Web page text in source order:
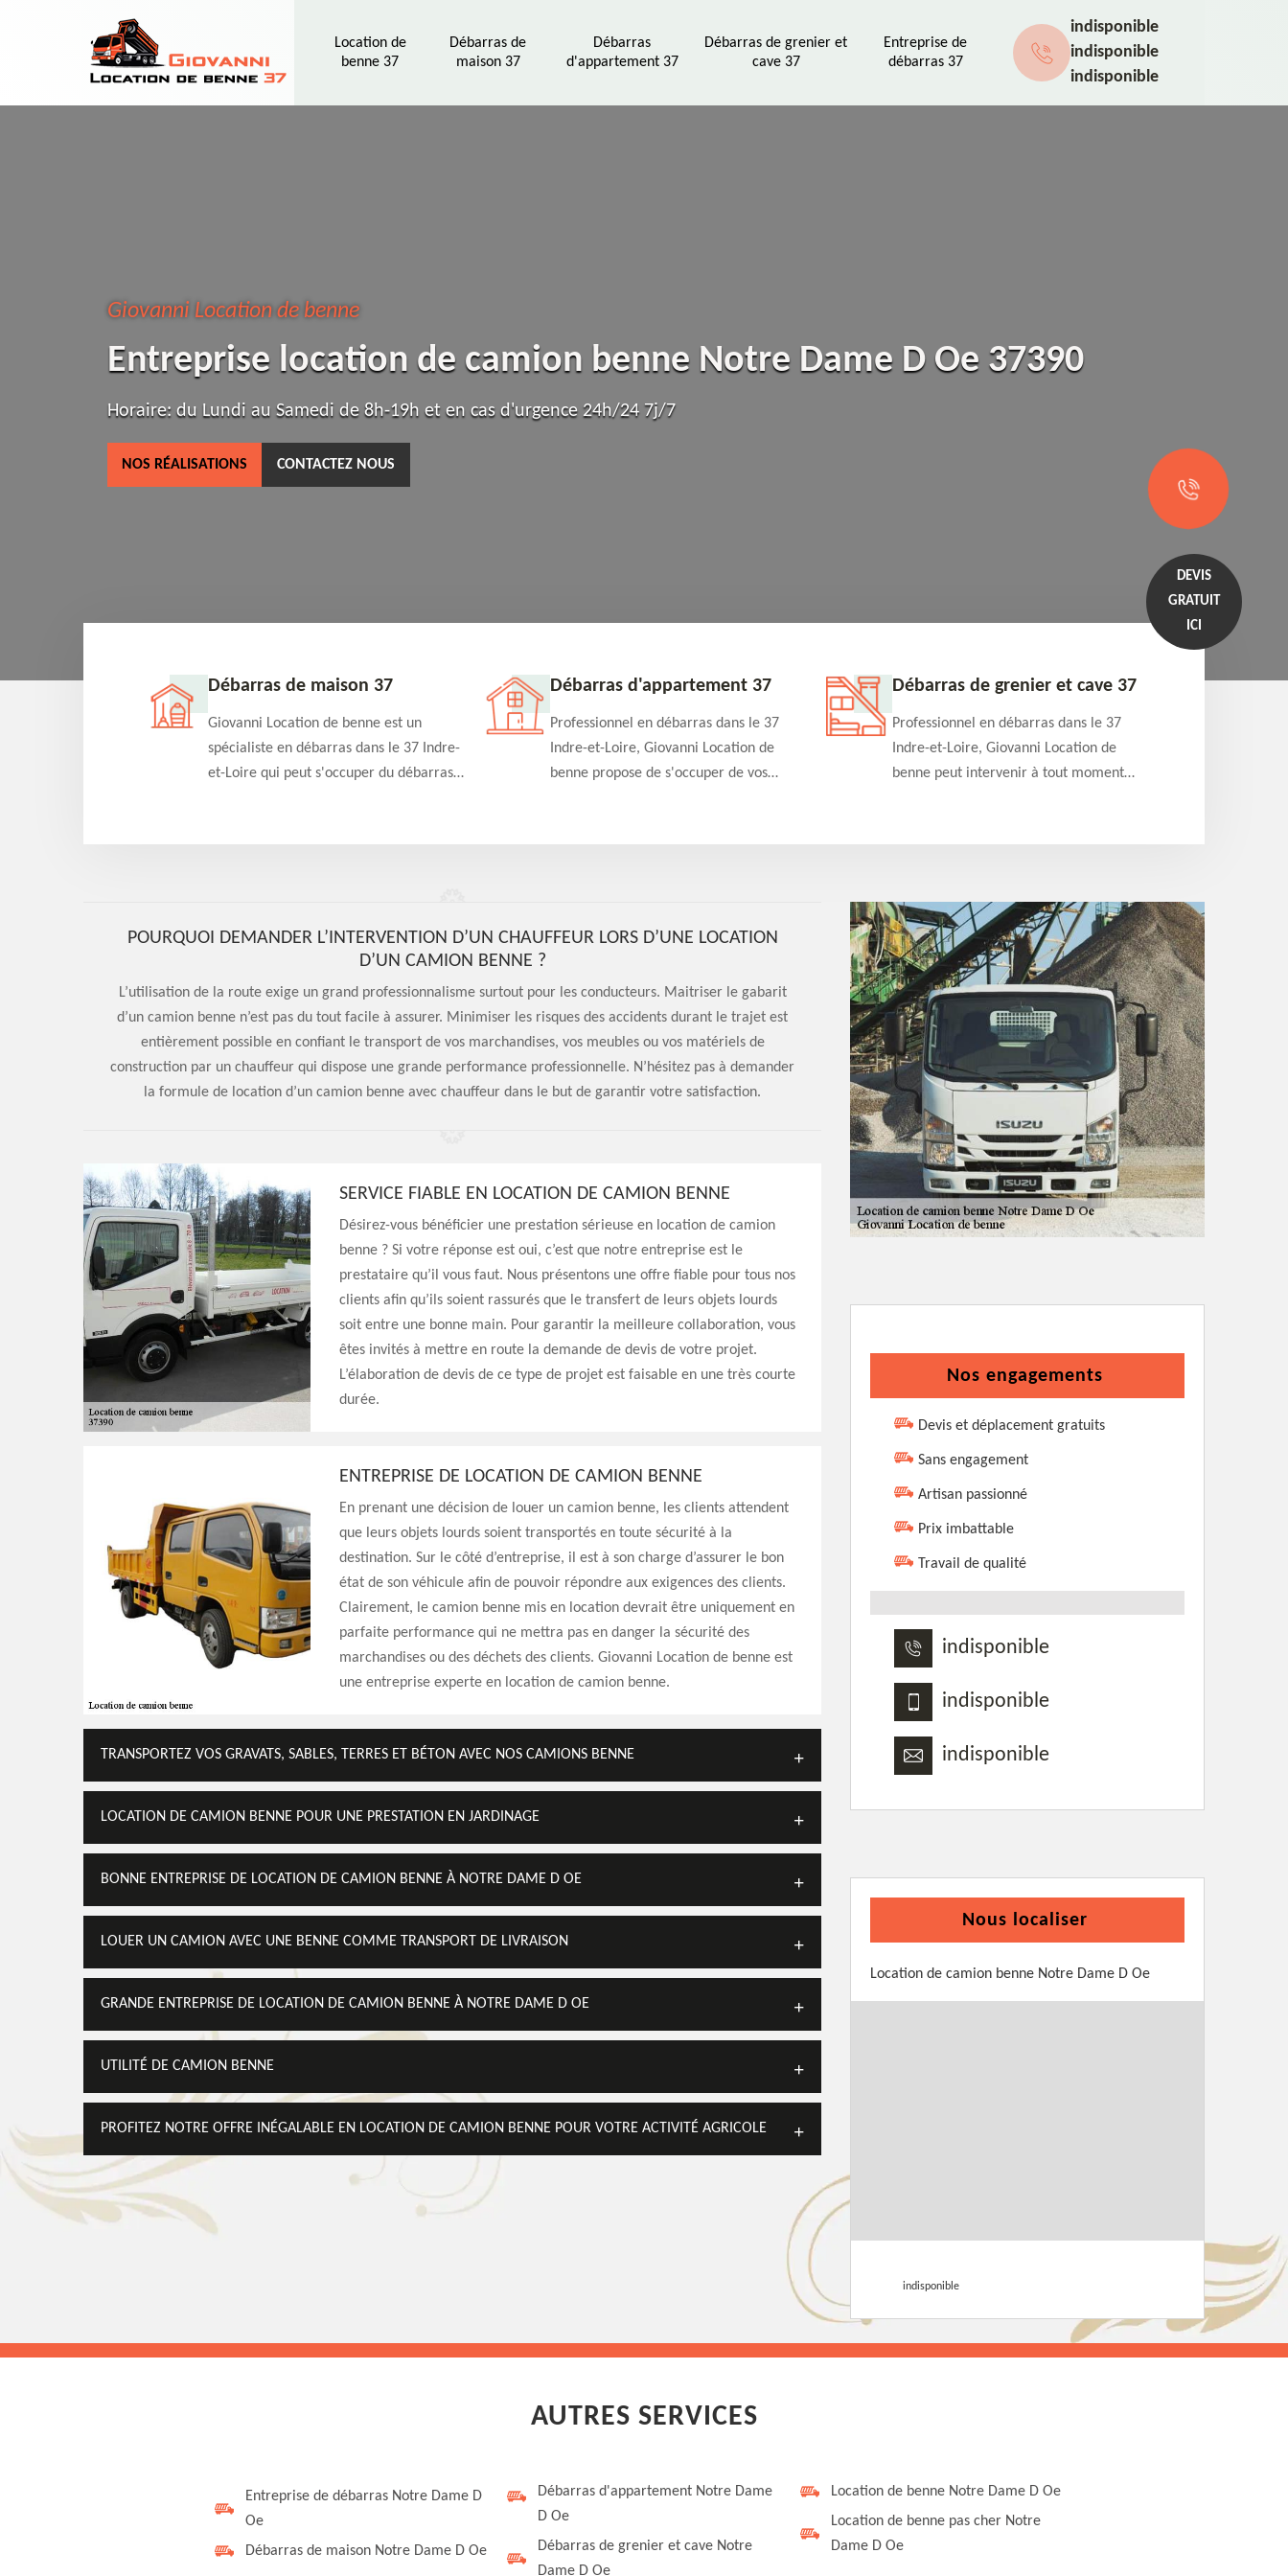
Location de
benne 37
Débarras de
maison 37
Débarras
d'appartement 37
Débarras de grenier et
cave 37
Entreprise de
débarras 37
indisponible
indisponible
indisponible
Giovanni Location de benne
Entreprise location de camion benne Notre Dame D Oe 37390
Horaire: du Lundi au Samedi de 8h-19h et en cas d'urgence 24h/24 7j/7
NOS RÉALISATIONS CONTACTEZ NOUS
DEVIS
GRATUIT
ICI
37 Débarras de maison 37
Giovanni Location de benne est un
spécialiste en débarras dans le 37 Indre-
et-Loire qui peut s'occuper du débarras
et efficace
Débarras d'appartement 37
Professionnel en débarras dans le 37
Indre-et-Loire, Giovanni Location de
benne propose de s'occuper de vos
qualité en toute circonstance
Débarras de grenier et cave 37
Professionnel en débarras dans le 37
Indre-et-Loire, Giovanni Location de
benne peut intervenir à tout moment
détaillé offert
POURQUOI DEMANDER L’INTERVENTION D’UN CHAUFFEUR LORS D’UNE LOCATION
D’UN CAMION BENNE ?
L’utilisation de la route exige un grand professionnalisme surtout pour les conducteurs. Maitriser le gabarit
d’un camion benne n’est pas du tout facile à assurer. Minimiser les risques des accidents durant le trajet est
entièrement possible en confiant le transport de vos marchandises, vos meubles ou vos matériels de
construction par un chauffeur qui dispose une grande performance professionnelle. N’hésitez pas à demander
la formule de location d’un camion benne avec chauffeur dans le but de garantir votre satisfaction.
SERVICE FIABLE EN LOCATION DE CAMION BENNE
Désirez-vous bénéficier une prestation sérieuse en location de camion
benne ? Si votre réponse est oui, c’est que notre entreprise est le
prestataire qu’il vous faut. Nous présentons une offre fiable pour tous nos
clients afin qu’ils soient rassurés que le transfert de leurs objets lourds
soit entre une bonne main. Pour garantir la meilleure collaboration, vous
êtes invités à mettre en route la demande de devis de votre projet.
L’élaboration de devis de ce type de projet est faisable en une très courte
durée.
ENTREPRISE DE LOCATION DE CAMION BENNE
En prenant une décision de louer un camion benne, les clients attendent
que leurs objets lourds soient transportés en toute sécurité à la
destination. Sur le côté d’entreprise, il est à son charge d’assurer le bon
état de son véhicule afin de pouvoir répondre aux exigences des clients.
Clairement, le camion benne mis en location devrait être uniquement en
parfaite performance qui ne mettra pas en danger la sécurité des
marchandises ou des déchets des clients. Giovanni Location de benne est
une entreprise experte en location de camion benne.
TRANSPORTEZ VOS GRAVATS, SABLES, TERRES ET BÉTON AVEC NOS CAMIONS BENNE
LOCATION DE CAMION BENNE POUR UNE PRESTATION EN JARDINAGE
BONNE ENTREPRISE DE LOCATION DE CAMION BENNE À NOTRE DAME D OE
LOUER UN CAMION AVEC UNE BENNE COMME TRANSPORT DE LIVRAISON
GRANDE ENTREPRISE DE LOCATION DE CAMION BENNE À NOTRE DAME D OE
UTILITÉ DE CAMION BENNE
PROFITEZ NOTRE OFFRE INÉGALABLE EN LOCATION DE CAMION BENNE POUR VOTRE ACTIVITÉ AGRICOLE
Nos engagements
Devis et déplacement gratuits
Sans engagement
Artisan passionné
Prix imbattable
Travail de qualité
indisponible
indisponible
indisponible
Nous localiser
Location de camion benne Notre Dame D Oe
indisponible
AUTRES SERVICES
Entreprise de débarras Notre Dame D
Oe
Débarras de maison Notre Dame D Oe
Débarras d'appartement Notre Dame
D Oe
Débarras de grenier et cave Notre
Dame D Oe
Location de benne Notre Dame D Oe
Location de benne pas cher Notre
Dame D Oe